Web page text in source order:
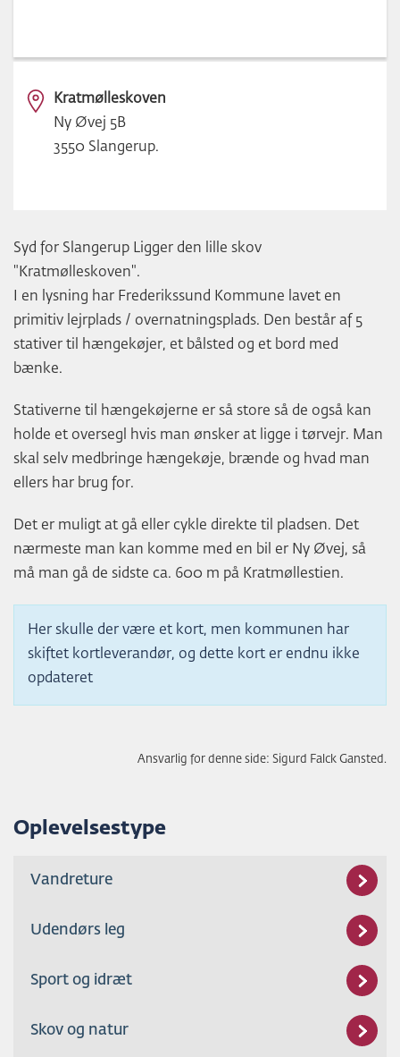
Kratmølleskoven
Ny Øvej 5B
3550 Slangerup.
Syd for Slangerup Ligger den lille skov
"Kratmølleskoven".
I en lysning har Frederikssund Kommune lavet en
primitiv lejrplads / overnatningsplads. Den består af 5
stativer til hængekøjer, et bålsted og et bord med
bænke.
Stativerne til hængekøjerne er så store så de også kan
holde et oversegl hvis man ønsker at ligge i tørvejr. Man
skal selv medbringe hængekøje, brænde og hvad man
ellers har brug for.
Det er muligt at gå eller cykle direkte til pladsen. Det
nærmeste man kan komme med en bil er Ny Øvej, så
må man gå de sidste ca. 600 m på Kratmøllestien.
Her skulle der være et kort, men kommunen har
skiftet kortleverandør, og dette kort er endnu ikke
opdateret
Ansvarlig for denne side: Sigurd Falck Gansted.
Oplevelsestype
Vandreture
Udendørs leg
Sport og idræt
Skov og natur